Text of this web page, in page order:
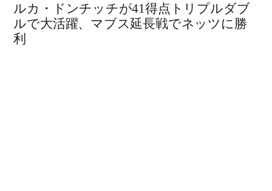
ルカ・ドンチッチが41得点トリプルダブ
ルで大活躍、マブス延長戦でネッツに勝
利